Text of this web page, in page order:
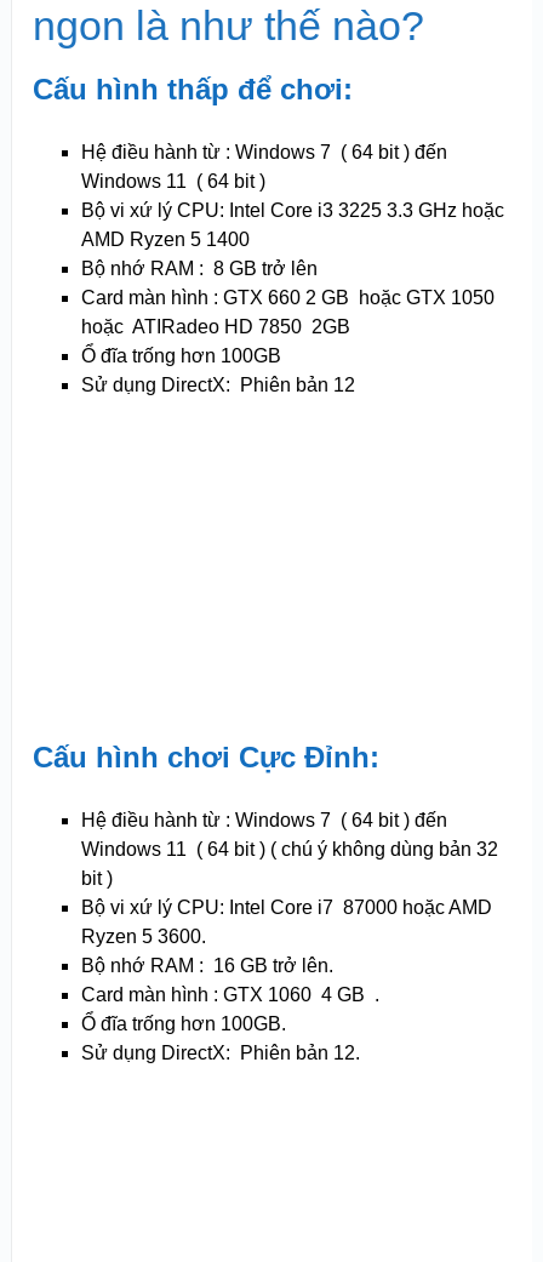
ngon là như thế nào?
Cấu hình thấp để chơi:
Hệ điều hành từ : Windows 7 ( 64 bit ) đến
Windows 11 ( 64 bit )
Bộ vi xứ lý CPU: Intel Core i3 3225 3.3 GHz hoặc
AMD Ryzen 5 1400
Bộ nhớ RAM : 8 GB trở lên
Card màn hình : GTX 660 2 GB hoặc GTX 1050
hoặc ATIRadeo HD 7850 2GB
Ổ đĩa trống hơn 100GB
Sử dụng DirectX: Phiên bản 12
Cấu hình chơi Cực Đỉnh:
Hệ điều hành từ : Windows 7 ( 64 bit ) đến
Windows 11 ( 64 bit ) ( chú ý không dùng bản 32
bit )
Bộ vi xứ lý CPU: Intel Core i7 87000 hoặc AMD
Ryzen 5 3600.
Bộ nhớ RAM : 16 GB trở lên.
Card màn hình : GTX 1060 4 GB .
Ổ đĩa trống hơn 100GB.
Sử dụng DirectX: Phiên bản 12.